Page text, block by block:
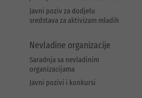
Javni poziv za dodjelu
sredstava za aktivizam mladih
Nevladine organizacije
Saradnja sa nevladinim
organizacijama
Javni pozivi i konkursi